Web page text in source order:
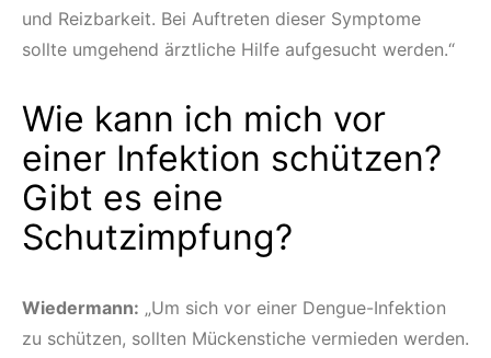
und Reizbarkeit. Bei Auftreten dieser Symptome
sollte umgehend ärztliche Hilfe aufgesucht werden.“
Wie kann ich mich vor
einer Infektion schützen?
Gibt es eine
Schutzimpfung?
Wiedermann: „Um sich vor einer Dengue-Infektion
zu schützen, sollten Mückenstiche vermieden werden.